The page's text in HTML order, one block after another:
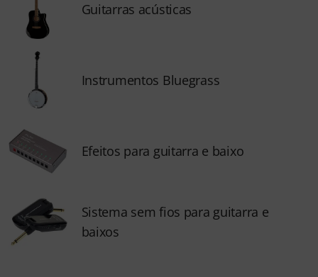
Guitarras acústicas
Instrumentos Bluegrass
Efeitos para guitarra e baixo
Sistema sem fios para guitarra e
baixos